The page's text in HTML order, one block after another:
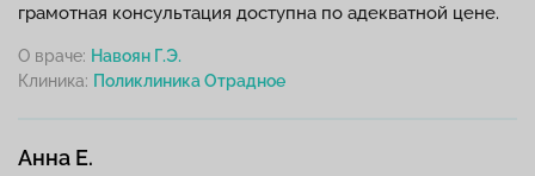
грамотная консультация доступна по адекватной цене.
О враче: Навоян Г.Э.
Клиника:
Анна Е.